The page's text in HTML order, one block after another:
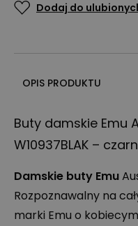
Dodaj do
OPIS PRODUKTU
Buty damskie Emu
W10937BLAK –
Damskie buty Emu
Rozpoznawalny na
marki Emu o